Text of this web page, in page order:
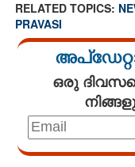
RELATED TOPICS:
PRAVASI
ഒരു